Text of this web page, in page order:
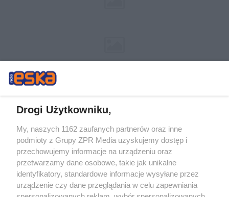
Żaden utwór zamieszczony w serwisie nie może być powielany i
rozpowszechniany lub dalej rozpowszechniany w jakikolwiek sposób (w
tym także elektroniczny lub mechaniczny) na jakimkolwiek polu
eksploatacji w jakiejkolwiek formie, włącznie z umieszczaniem w Internecie
bez pisemnej zgody właściciela praw. Jakiekolwiek użycie lub
wykorzystanie utworów w całości lub w części z naruszeniem prawa, tzn.
bez właściwej zgody, jest zabronione pod groźbą kary i może być ścigane
prawnie.
Drogi Użytkowniku,
My, naszych 1162 zaufanych partnerów oraz inne
podmioty z Grupy ZPR Media uzyskujemy dostęp i
przechowujemy informacje na urządzeniu oraz
przetwarzamy dane osobowe, takie jak unikalne
identyfikatory, standardowe informacje wysyłane przez
urządzenie czy dane przeglądania w celu zapewniania